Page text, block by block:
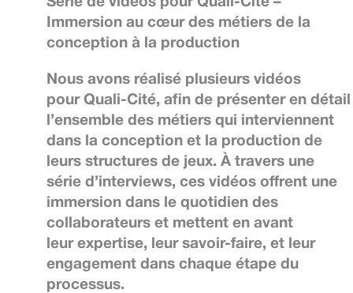
Immersion au cœur des métiers de la
conception à la production
Nous avons réalisé plusieurs vidéos
pour Quali-Cité, afin de présenter en détail
l’ensemble des métiers qui interviennent
dans la conception et la productionde
leurs structures de jeux. À travers une
série d’interviews, ces vidéos offrent une
immersion dans le quotidien des
collaborateurs et mettent en avant
leur expertise, leur savoir-faire, et leur
engagement dans chaque étape du
processus.